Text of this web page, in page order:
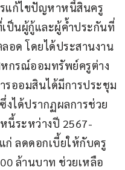
รแก้ไขปัญหาหนี้สินครู
ป็นผู้กู้และผู้ค้ำประกันที่
อด โดยได้ประสานงาน
กรณ์ออมทรัพย์ครูต่าง
รออมสินได้มีการประชุม
งได้ปรากฏผลการช่วย
นี้ระหว่างปี 2567-
ก่ ลดดอกเบี้ยให้กับครู
ล้านบาท ช่วยเหลือ